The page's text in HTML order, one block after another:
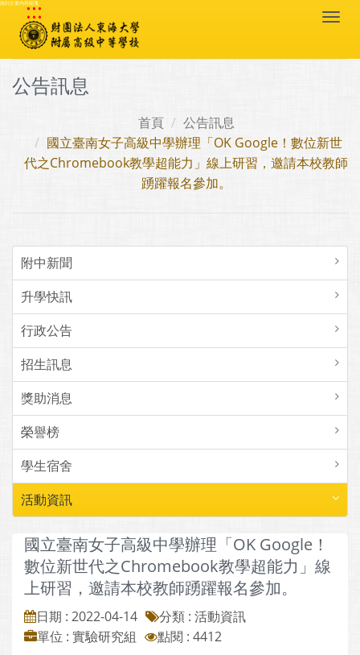
跳到主要內容區塊
:::
公告訊息
首頁
公告訊息
國立臺南女子高級中學辦理「OK Google！數位新世
代之Chromebook教學超能力」線上研習，邀請本校教師
踴躍報名參加。
附中新聞
升學快訊
行政公告
招生訊息
獎助消息
榮譽榜
學生宿舍
活動資訊
國立臺南女子高級中學辦理「OK Google！
數位新世代之Chromebook教學超能力」線
上研習，邀請本校教師踴躍報名參加。
日期 : 2022-04-14
分類 : 活動資訊
單位 : 實驗研究組
點閱 : 4412